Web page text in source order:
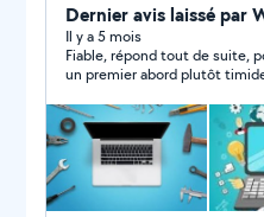
l'innovation, je crée des
adaptées à vos
Création de sites web
JavaScript) -
des frameworks
Optimisation de la
utilisateur. Informatique & Technologie: - Installation,
dépannage et
systèmes d'exploitation
Dernier avis laissé par
Il y a 5 mois
Fiable, répond tout de suite,
un premier abord plutôt